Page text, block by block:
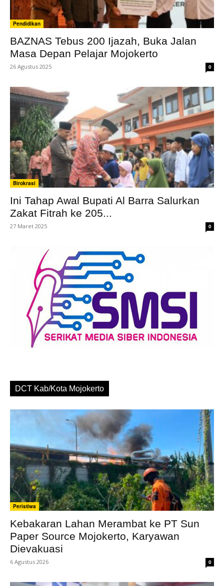
Pendidikan
BAZNAS Tebus 200 Ijazah, Buka Jalan
Masa Depan Pelajar Mojokerto ‎
26 Agustus 2025 0
Birokrasi
Ini Tahap Awal Bupati Al Barra Salurkan
Zakat Fitrah ke 205...
27 Maret 2025 0
DCT Kab/Kota Mojokerto
Peristiwa
Kebakaran Lahan Merambat ke PT Sun
Paper Source Mojokerto, Karyawan
Dievakuasi
6 Agustus 2026 0